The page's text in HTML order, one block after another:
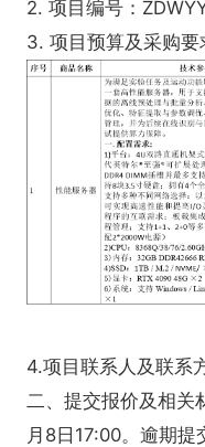
2. 项目编号：
3. 项目预算及采购要
4.项目联系人及联系
二、提交报价及相关
月8日17:00。逾期